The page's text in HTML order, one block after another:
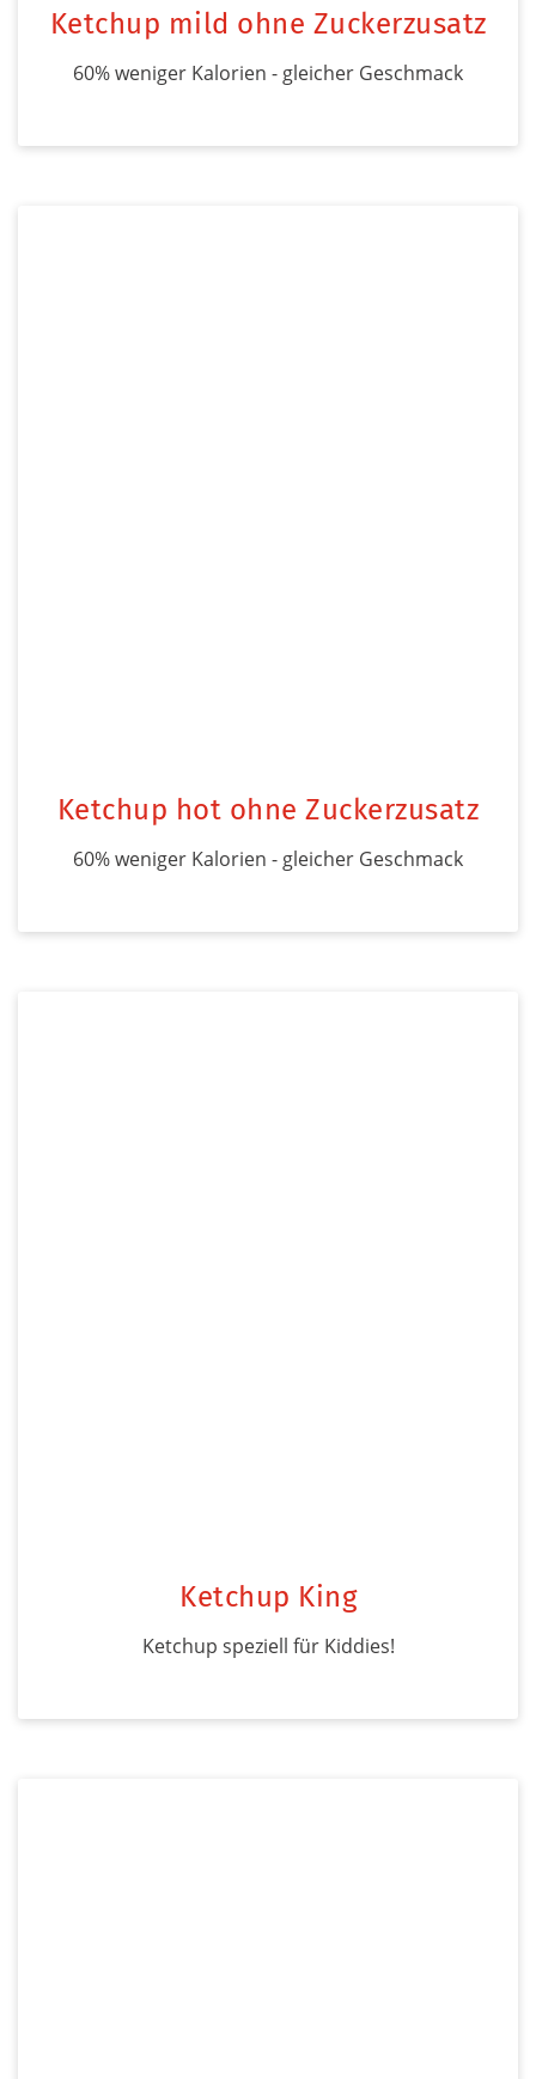
Ketchup mild ohne Zuckerzusatz
60% weniger Kalorien - gleicher Geschmack
Ketchup hot ohne Zuckerzusatz
60% weniger Kalorien - gleicher Geschmack
Ketchup King
Ketchup speziell für Kiddies!